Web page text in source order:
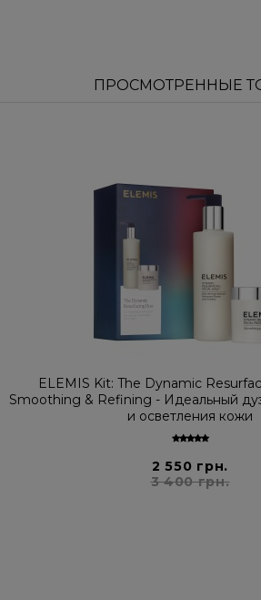
ПРОСМОТРЕННЫЕ
ELEMIS Kit: The Dynamic
Smoothing & Refining - Идеальный
и осветления кожи
2 550 грн.
3 400 грн.